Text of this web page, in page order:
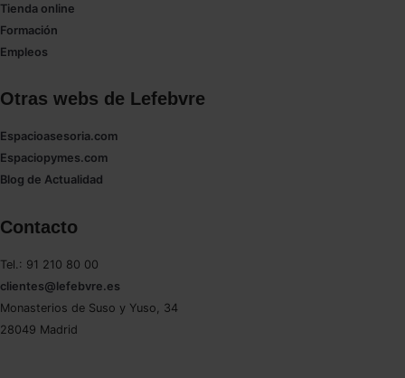
Tienda online
Formación
Empleos
Otras webs de Lefebvre
Espacioasesoria.com
Espaciopymes.com
Blog de Actualidad
Contacto
Tel.: 91 210 80 00
clientes@lefebvre.es
Monasterios de Suso y Yuso, 34
28049 Madrid